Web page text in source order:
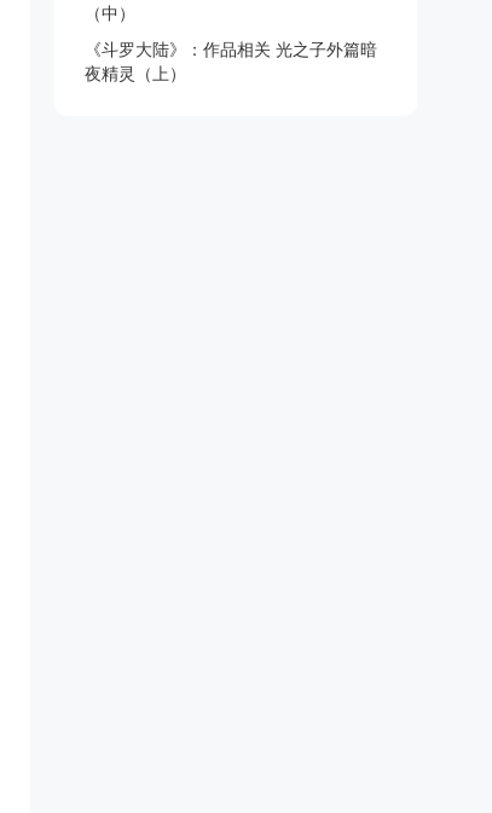
（中）
《斗罗大陆》：作品相关 光之子外篇暗
夜精灵（上）